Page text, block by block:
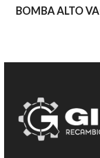
BOMBA ALTO